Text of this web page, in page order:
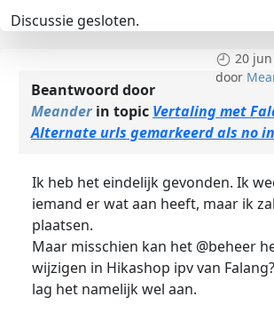
Discussie gesloten.
20 jun
door
Beantwoord door
Meanderin topic Vertaling met
Alternate urls gemarkeerd als no
Ik heb het eindelijk gevonden. Ik
iemand er wat aan heeft, maar ik
plaatsen.
Maar misschien kan het @beheer
wijzigen in Hikashop ipv van
lag het namelijk wel aan.